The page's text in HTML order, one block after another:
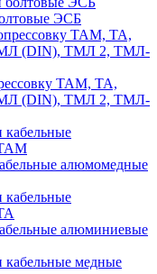
ЭСБ
ТАМ, ТА,
(DIN), ТМЛ 2, ТМЛ-
алюмомедные
алюминиевые